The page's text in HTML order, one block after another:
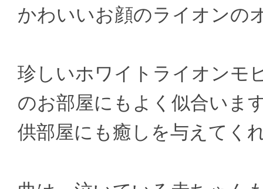
かわいいお顔のライオンの
珍しいホワイトライオンモ
のお部屋にもよく似合いま
供部屋にも癒しを与えてく